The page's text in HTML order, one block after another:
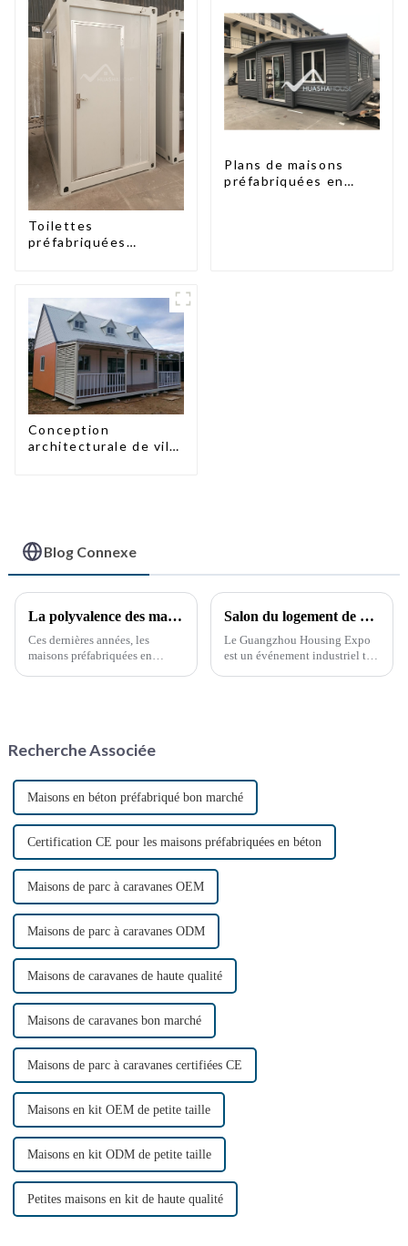
Toilettes
préfabriquées
Plans de maisons
préfabriquées en
Conception
architecturale de villa
Blog Connexe
La polyvalence des maisons conteneurs préfabriquées
Ces dernières années, les
maisons préfabriquées en
réutilisés, ces maisons offrent
Salon du logement de Guangzhou
Le Guangzhou Housing Expo
est un événement industriel très
Recherche Associée
Maisons en béton préfabriqué bon marché
Certification CE pour les maisons préfabriquées en béton
Maisons de parc à caravanes OEM
Maisons de parc à caravanes ODM
Maisons de caravanes de haute qualité
Maisons de caravanes bon marché
Maisons de parc à caravanes certifiées CE
Maisons en kit OEM de petite taille
Maisons en kit ODM de petite taille
Petites maisons en kit de haute qualité